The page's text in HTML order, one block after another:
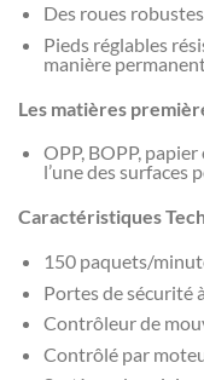
Des roues
Pieds réglables
manière
Les matières
OPP, BOPP,
l’une des surfaces
Caractéristiques
150 paquets/
Portes de sécurité
Contrôleur de
Contrôlé par